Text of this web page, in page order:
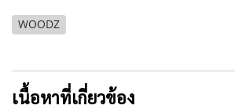
WOODZ
เนื้อหาที่เกี่ยวข้อง